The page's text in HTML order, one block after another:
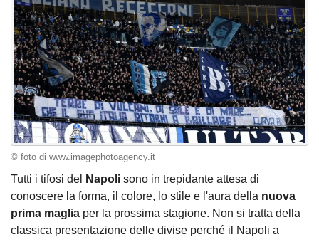
© foto di www.imagephotoagency.it
Tutti i tifosi del Napoli sono in trepidante attesa di
conoscere la forma, il colore, lo stile e l'aura della nuova
prima maglia per la prossima stagione. Non si tratta della
classica presentazione delle divise perché il Napoli a